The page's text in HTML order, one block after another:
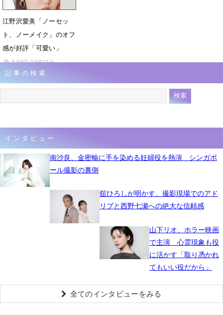
江野沢愛美「ノーセッ
ト、ノーメイク」のオフ
感が好評「可愛い」
5月9日 03時13分
記事の検索
インタビュー
南沙良、金密輸に手を染める妊婦役を熱演 シンガポ
ール撮影の裏側
舘ひろしが明かす、撮影現場でのアド
リブと西野七瀬への絶大な信頼感
山下リオ、ホラー映画
で主演 心霊現象も役
に活かす「取り憑かれ
てもいい役だから」
全てのインタビューをみる